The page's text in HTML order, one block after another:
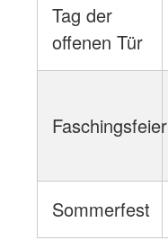
Tag der
offenen Tür
Faschingsfeier
Sommerfest